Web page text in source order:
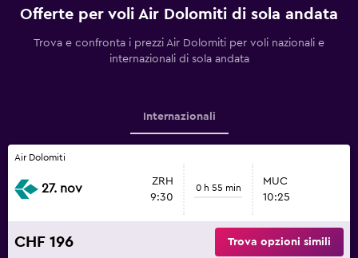
Offerte per voli Air Dolomiti di sola andata
Trova e confronta i prezzi Air Dolomiti per voli nazionali e
internazionali di sola andata
Internazionali
Air Dolomiti
27. nov
ZRH
9:30
0 h 55 min
MUC
10:25
CHF 196 Trova opzioni simili